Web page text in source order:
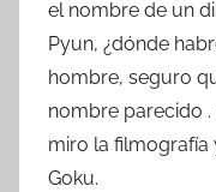
el nombre de un
Pyun, ¿dónde
hombre, seguro
nombre parecido .
miro la filmografía
Goku.